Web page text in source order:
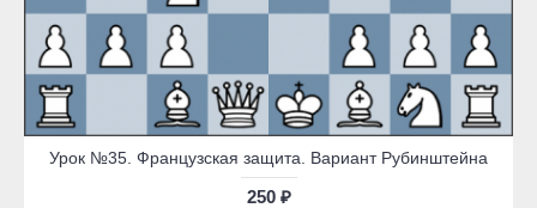
Урок №35. Французская защита. Вариант Рубинштейна
250 ₽